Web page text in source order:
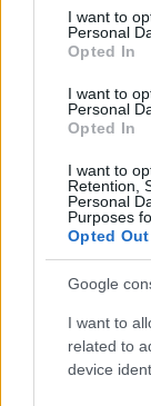
consent section.
I want to
Personal
Opted In
I want to
Personal
Opted In
I want to
Retention,
Personal
Purposes
Opted Out
Google
I want to
related to
device